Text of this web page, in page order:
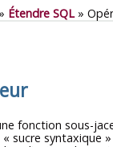
Étendre SQL»
fonction sous-
« sucre syntaxique »